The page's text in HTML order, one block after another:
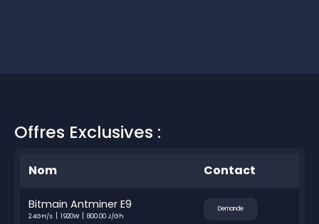
Offres Exclusives :
Nom Contact
Bitmain Antminer E9
2.4GH/s 1920W 800.00 J/Gh
Demande